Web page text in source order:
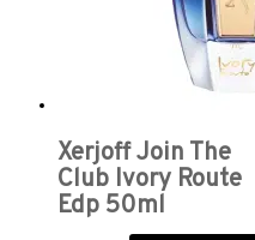
Xerjoff Join The
Club Ivory Route
Edp 50ml